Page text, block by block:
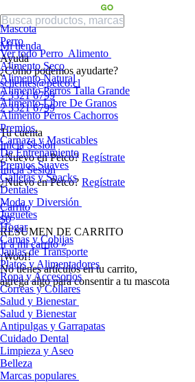
Mi tienda
Ayuda
¿Cómo podemos ayudarte?
sclientes@petco.cl
2 3321 6799
2 3321 6799
Tu cuenta
Inicia Sesión
¿Nuevo en Petco? Regístrate
Inicia Sesión
¿Nuevo en Petco? Regístrate
Carrito
$0
RESUMEN DE CARRITO
Ir a mi carrito »
¡Woof!
No tíenes artículos en tu carrito,
agrega algo para consentir a tu mascota
Mascota
Perro
Ver todo Perro Alimento
Alimento Seco
Alimento Natural
Alimento Perros Talla Grande
Alimento Libre De Granos
Alimento Perros Cachorros
Premios
Carnaza y Masticables
De Entrenamiento
Premios Suaves
Galletas y Snacks
Dentales
Moda y Diversión
Juguetes
Hogar
Camas y Cobijas
Jaulas de Transporte
Platos y Alimentadores
Ropa y Accesorios
Correas y Collares
Salud y Bienestar
Salud y Bienestar
Antipulgas y Garrapatas
Cuidado Dental
Limpieza y Aseo
Belleza
Marcas populares